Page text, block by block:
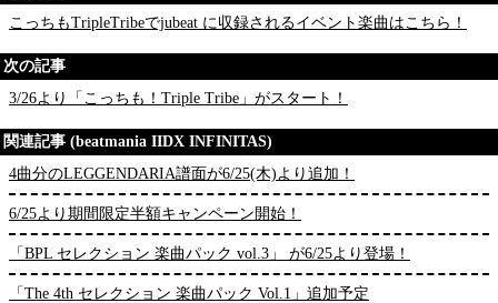
こっちもTripleTribeでjubeat に収録されるイベント楽曲はこちら！
次の記事
3/26より「こっちも！Triple Tribe」がスタート！
関連記事 (beatmania IIDX INFINITAS)
4曲分のLEGGENDARIA譜面が6/25(木)より追加！
6/25より期間限定半額キャンペーン開始！
「BPL セレクション 楽曲パック vol.3」 が6/25より登場！
「The 4th セレクション 楽曲パック Vol.1」追加予定